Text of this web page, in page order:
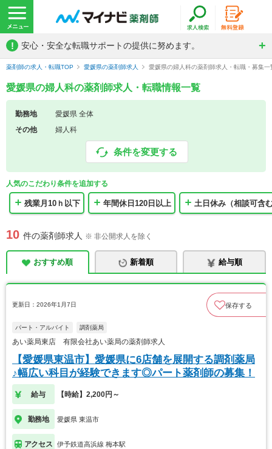
! 安心・安全な転職サポートの提供に努めます。
薬剤師の求人・転職TOP 愛媛県の薬剤師求人 愛媛県の婦人科の薬剤師求人・転職・募集一
愛媛県の婦人科の薬剤師求人・転職情報一覧
勤務地
愛媛県 全体
その他
婦人科
条件を変更する
人気のこだわり条件を追加する
残業月10ｈ以下 年間休日120日以上 土日休み（相談可含
10 件の薬剤師求人 ※ 非公開求人を除く
おすすめ順 新着順 給与順
更新日：2026年1月7日 保存する
パート・アルバイト 調剤薬局
あい薬局東店 有限会社あい薬局の薬剤師求人
【愛媛県東温市】愛媛県に6店舗を展開する調剤薬局
♪幅広い科目が経験できます◎パート薬剤師の募集！
給与 【時給】2,200円～
勤務地 愛媛県 東温市
アクセス 伊予鉄道高浜線 梅本駅